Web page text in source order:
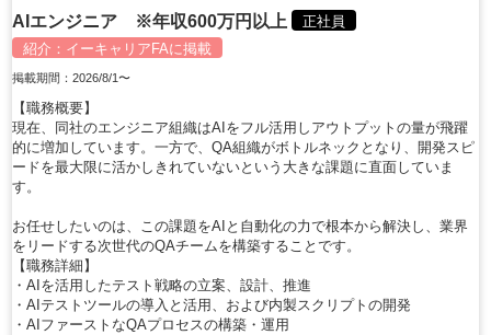
AIエンジニア ※年収600万円以上
正社員
紹介： イーキャリアFAに掲載
掲載期間：2026/8/1〜
【職務概要】
現在、同社のエンジニア組織はAIをフル活用しアウトプットの量が飛躍
的に増加しています。一方で、QA組織がボトルネックとなり、開発スピ
ードを最大限に活かしきれていないという大きな課題に直面していま
す。
お任せしたいのは、この課題をAIと自動化の力で根本から解決し、業界
をリードする次世代のQAチームを構築することです。
【職務詳細】
・AIを活用したテスト戦略の立案、設計、推進
・AIテストツールの導入と活用、および内製スクリプトの開発
・AIファーストなQAプロセスの構築・運用